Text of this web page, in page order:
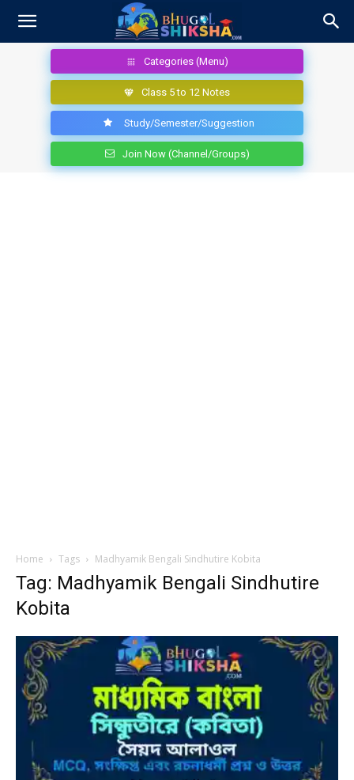
Categories (Menu)
Class 5 to 12 Notes
Study/Semester/Suggestion
Join Now (Channel/Groups)
Home Tags Madhyamik Bengali Sindhutire Kobita
Tag: Madhyamik Bengali Sindhutire
Kobita